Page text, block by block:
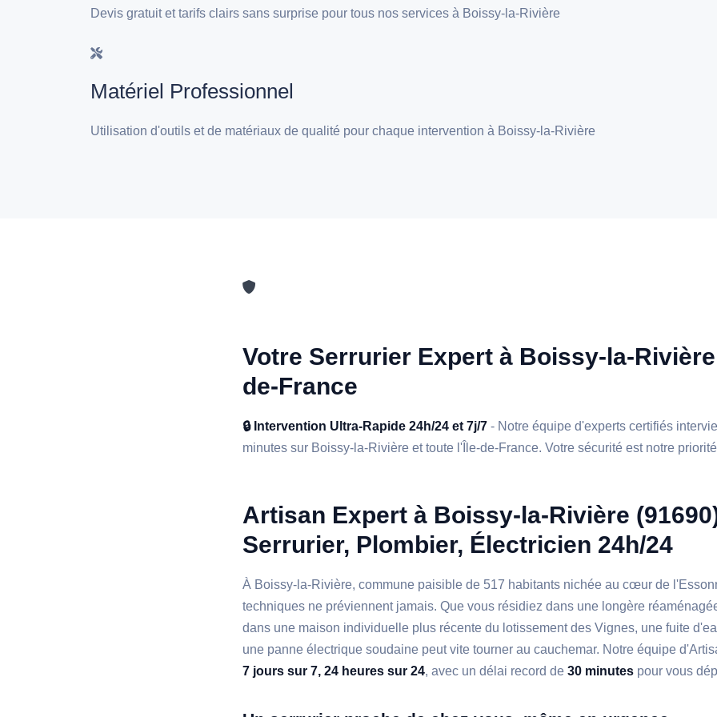
Devis gratuit et tarifs clairs sans surprise pour tous nos services à Boissy-la-Rivière
Matériel Professionnel
Utilisation d'outils et de matériaux de qualité pour chaque intervention à Boissy-la-Rivière
Votre Serrurier Expert à Boissy-la-
de-France
🔒 Intervention Ultra-Rapide 24h/24 et 7j/7 - Notre équipe d'experts certifiés
minutes sur Boissy-la-Rivière et toute l'Île-de-France. Votre sécurité est notre
Artisan Expert à Boissy-la-Rivière
Serrurier, Plombier, Électricien 24h/24
À Boissy-la-Rivière, commune paisible de 517 habitants nichée au cœur de
techniques ne préviennent jamais. Que vous résidiez dans une longère
dans une maison individuelle plus récente du lotissement des Vignes, une fuite
une panne électrique soudaine peut vite tourner au cauchemar. Notre équipe
7 jours sur 7, 24 heures sur 24, avec un délai record de30 minutes pour vous